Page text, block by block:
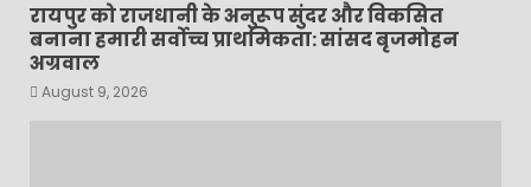
रायपुर को राजधानी के अनुरूप सुंदर और विकसित
बनाना हमारी सर्वोच्च प्राथमिकता: सांसद बृजमोहन
अग्रवाल
August 9, 2026